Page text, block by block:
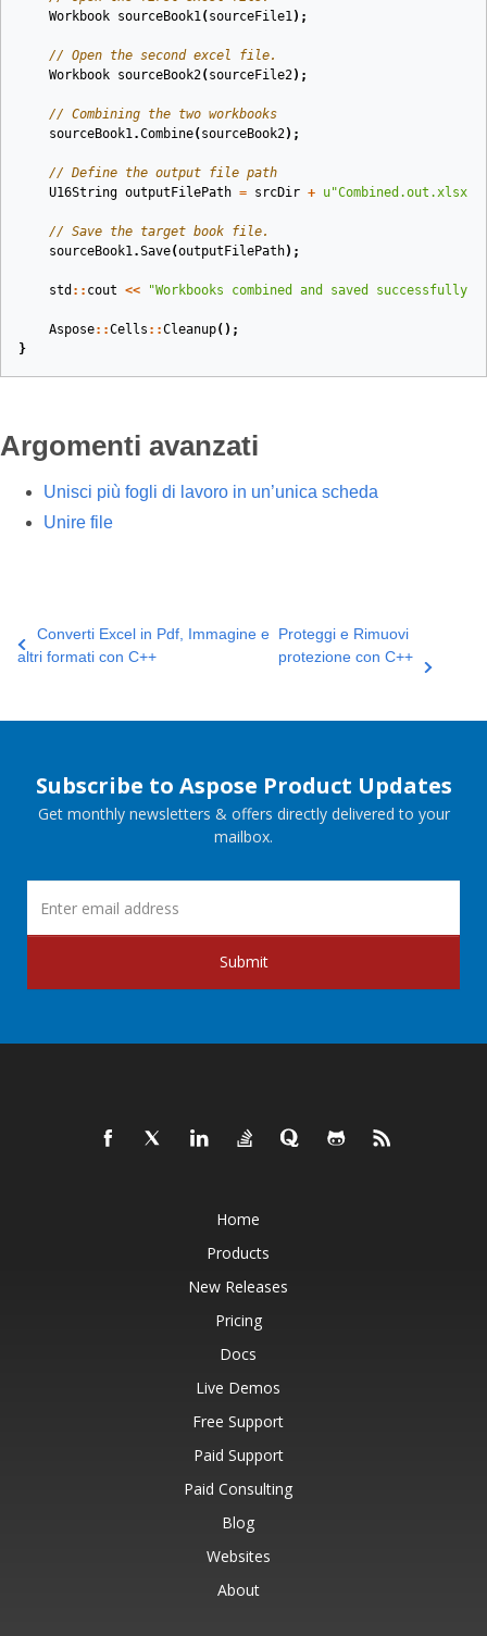
Workbook sourceBook1( sourceFile1) ;
// Open the second excel file.
Workbook sourceBook2( sourceFile2) ;
// Combining the two workbooks
sourceBook1.Combine( sourceBook2);
// Define the output file path
U16String outputFilePath = srcDir + u"Combined.out.xlsx"
// Save the target book file.
sourceBook1.Save(outputFilePath);
std :: cout << "Workbooks combined and saved successfully!"
Aspose::Cells ::Cleanup();
}
Argomenti avanzati
Unisci più fogli di lavoro in un’unica scheda
Unire file
Converti Excel in Pdf, Immagine e
altri formati con C++
Proteggi e Rimuovi
protezione con C++
Subscribe to Aspose Product Updates
Get monthly newsletters & offers directly delivered to your
mailbox.
Submit
Home
Products
New Releases
Pricing
Docs
Live Demos
Free Support
Paid Support
Paid Consulting
Blog
Websites
About